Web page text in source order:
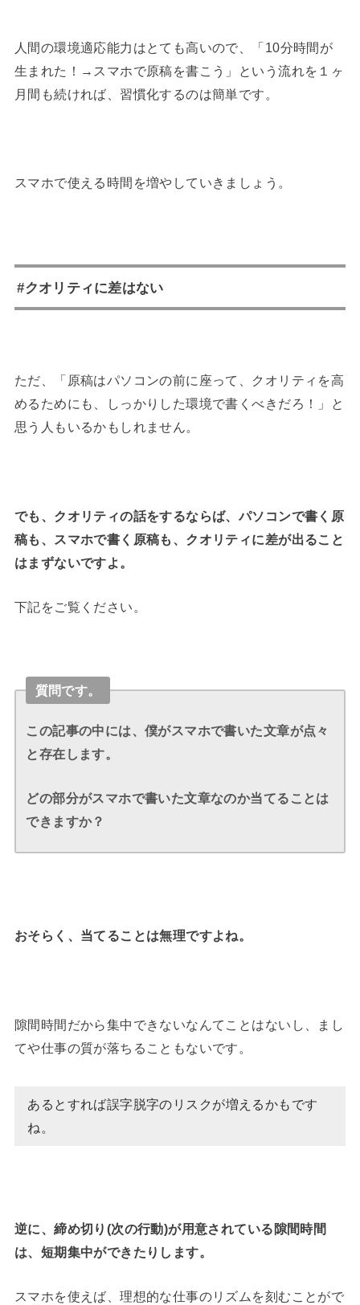
人間の環境適応能力はとても高いので、「10分時間が
生まれた！→スマホで原稿を書こう」という流れを１ヶ
月間も続ければ、習慣化するのは簡単です。
スマホで使える時間を増やしていきましょう。
#クオリティに差はない
ただ、「原稿はパソコンの前に座って、クオリティを高
めるためにも、しっかりした環境で書くべきだろ！」と
思う人もいるかもしれません。
でも、クオリティの話をするならば、パソコンで書く原
稿も、スマホで書く原稿も、クオリティに差が出ること
はまずないですよ。
下記をご覧ください。
質問です。
この記事の中には、僕がスマホで書いた文章が点々
と存在します。
どの部分がスマホで書いた文章なのか当てることは
できますか？
おそらく、当てることは無理ですよね。
隙間時間だから集中できないなんてことはないし、まし
てや仕事の質が落ちることもないです。
あるとすれば誤字脱字のリスクが増えるかもです
ね。
逆に、締め切り(次の行動)が用意されている隙間時間
は、短期集中ができたりします。
スマホを使えば、理想的な仕事のリズムを刻むことがで